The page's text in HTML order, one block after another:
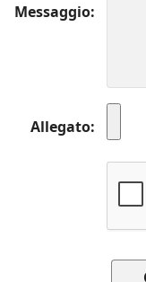
Messaggio
Allegato